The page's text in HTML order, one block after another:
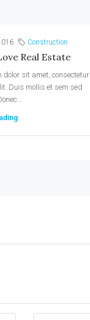
Construction
Real Estate
dolor sit amet, consectetur
Duis mollis et sem sed